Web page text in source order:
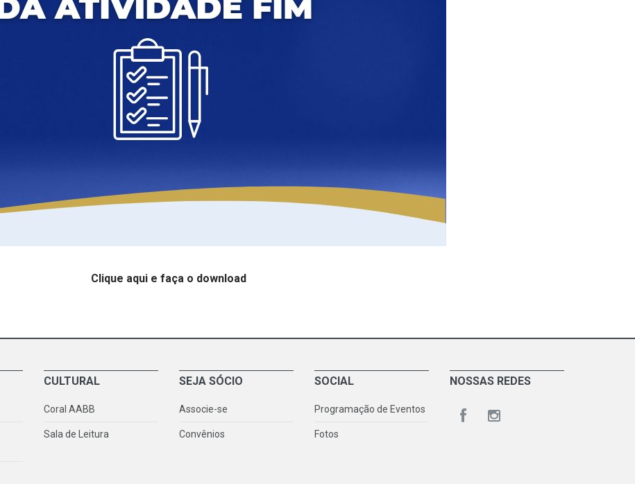
Clique aqui e faça o download
CULTURAL
Coral AABB
Sala de Leitura
SEJA SÓCIO
Associe-se
Convênios
SOCIAL
Programação de Eventos
Fotos
NOSSAS REDES